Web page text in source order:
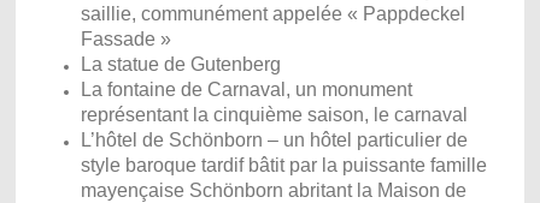
saillie, communément appelée « Pappdeckel
Fassade »
La statue de Gutenberg
La fontaine de Carnaval, un monument
représentant la cinquième saison, le carnaval
L’hôtel de Schönborn – un hôtel particulier de
style baroque tardif bâtit par la puissante famille
mayençaise Schönborn abritant la Maison de